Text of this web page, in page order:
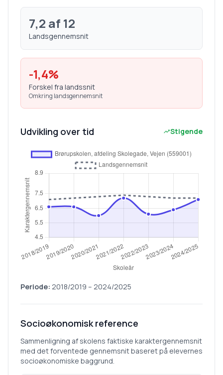
7,2 af 12
Landsgennemsnit
-1,4%
Forskel fra landssnit
Omkring landsgennemsnit
Udvikling over tid Stigende
Periode: 2018/2019 – 2024/2025
Socioøkonomisk reference
Sammenligning af skolens faktiske karaktergennemsnit
med det forventede gennemsnit baseret på elevernes
socioøkonomiske baggrund.